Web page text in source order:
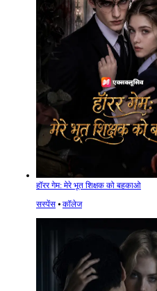
हॉरर गेम: मेरे भूत शिक्षक को बहकाओ
सस्पेंस ⦁ कॉलेज